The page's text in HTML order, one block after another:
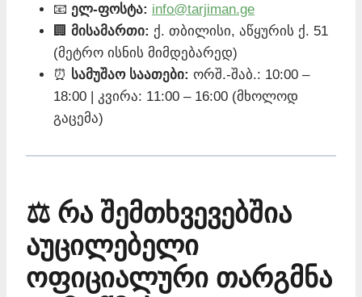
📧 ელ-ფოსტა: info@tarjiman.ge
🏢 მისამართი: ქ. თბილისი, აწყურის ქ. 51
(მეტრო ისნის მიმდებარედ)
⏰ სამუშაო საათები: ორშ.-შაბ.: 10:00 –
18:00 | კვირა: 11:00 – 16:00 (მხოლოდ
გაცემა)
⚖️ რა შემთხვევებშია
აუცილებელი
ოფიციალური თარგმნა